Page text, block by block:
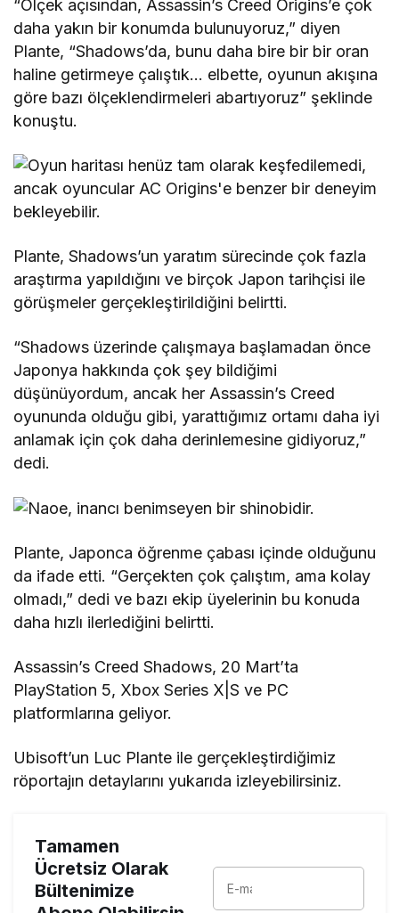
“Ölçek açısından, Assassin’s Creed Origins’e çok
daha yakın bir konumda bulunuyoruz,” diyen
Plante, “Shadows’da, bunu daha bire bir bir oran
haline getirmeye çalıştık… elbette, oyunun akışına
göre bazı ölçeklendirmeleri abartıyoruz” şeklinde
konuştu.
Plante, Shadows’un yaratım sürecinde çok fazla
araştırma yapıldığını ve birçok Japon tarihçisi ile
görüşmeler gerçekleştirildiğini belirtti.
“Shadows üzerinde çalışmaya başlamadan önce
Japonya hakkında çok şey bildiğimi
düşünüyordum, ancak her Assassin’s Creed
oyununda olduğu gibi, yarattığımız ortamı daha iyi
anlamak için çok daha derinlemesine gidiyoruz,”
dedi.
Plante, Japonca öğrenme çabası içinde olduğunu
da ifade etti. “Gerçekten çok çalıştım, ama kolay
olmadı,” dedi ve bazı ekip üyelerinin bu konuda
daha hızlı ilerlediğini belirtti.
Assassin’s Creed Shadows, 20 Mart’ta
PlayStation 5, Xbox Series X|S ve PC
platformlarına geliyor.
Ubisoft’un Luc Plante ile gerçekleştirdiğimiz
röportajın detaylarını yukarıda izleyebilirsiniz.
Tamamen
Ücretsiz Olarak
Bültenimize